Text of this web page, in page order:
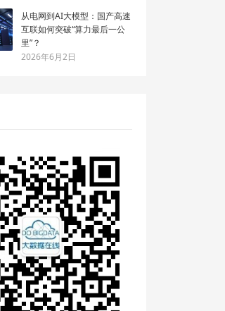
从电网到AI大模型：国产高速
互联如何突破“算力最后一公
里”？
2026年6月2日